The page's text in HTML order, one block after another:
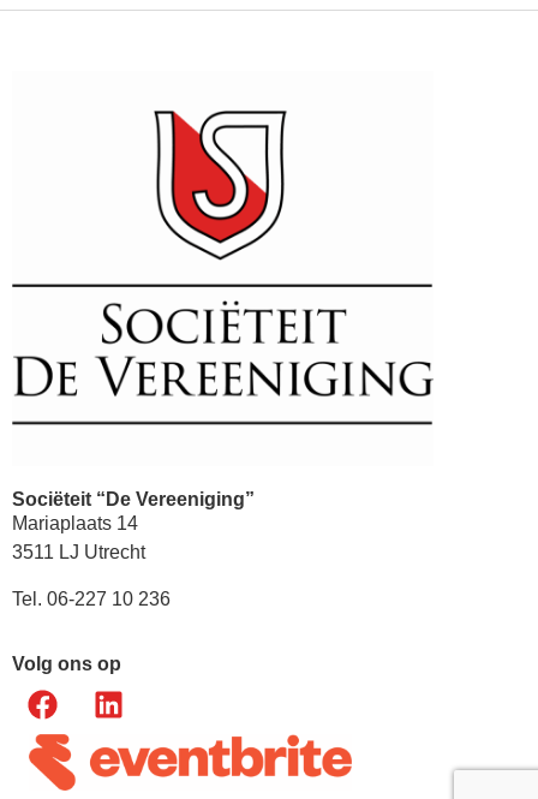
Sociëteit “De Vereeniging”
Mariaplaats 14
3511 LJ Utrecht
Tel. 06-227 10 236
Volg ons op